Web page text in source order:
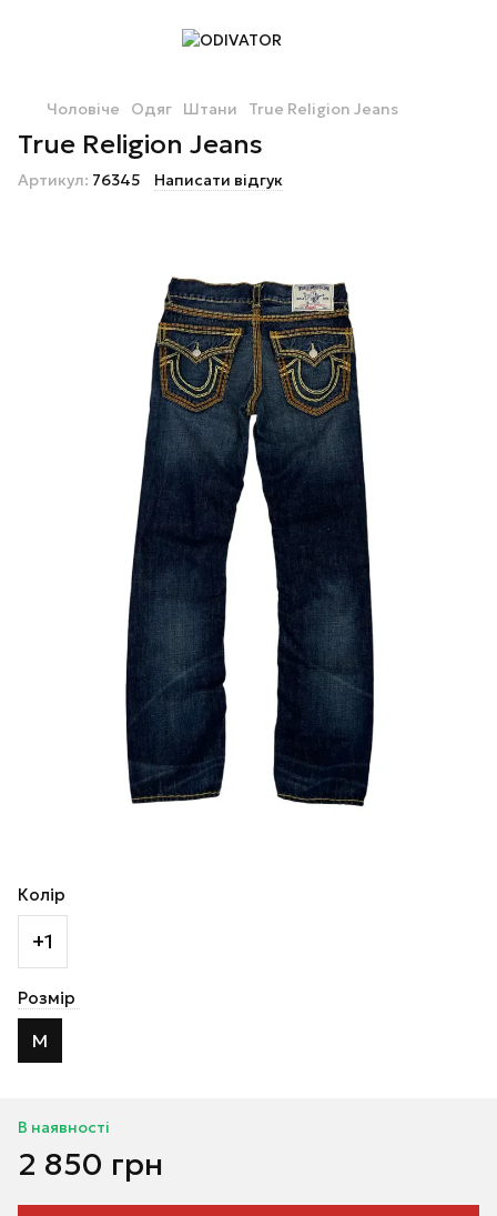
Чоловіче Одяг Штани True Religion Jeans
True Religion Jeans
Артикул: 76345 Написати відгук
Колір
+1
Розмір
M
В наявності
2 850 грн